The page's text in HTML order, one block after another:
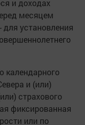
и доходах
месяцем
установления
календарного
и (или)
страхового
фиксированная
или по